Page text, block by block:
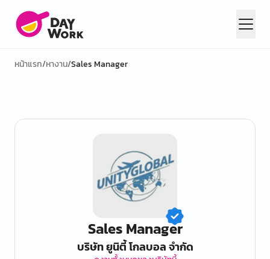
หน้าแรก/หางาน/Sales Manager
Sales Manager
บริษัท ยูนิตี้ โกลบอล จำกัด